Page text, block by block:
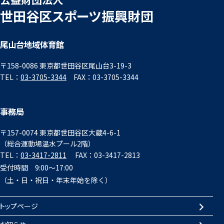
世田谷区スポーツ振興財団
尾山台地域体育館
〒158-0086 東京都世田谷区尾山台3-19-3
TEL： 03-3705-3344 FAX：03-3705-3344
事務局
〒157-0074 東京都世田谷区大蔵4-6-1
（総合運動場温水プール2階）
TEL： 03-3417-2811
FAX：03-3417-2813
受付時間 9:00～17:00
（土・日・祝日・年末年始を除く）
ップページ